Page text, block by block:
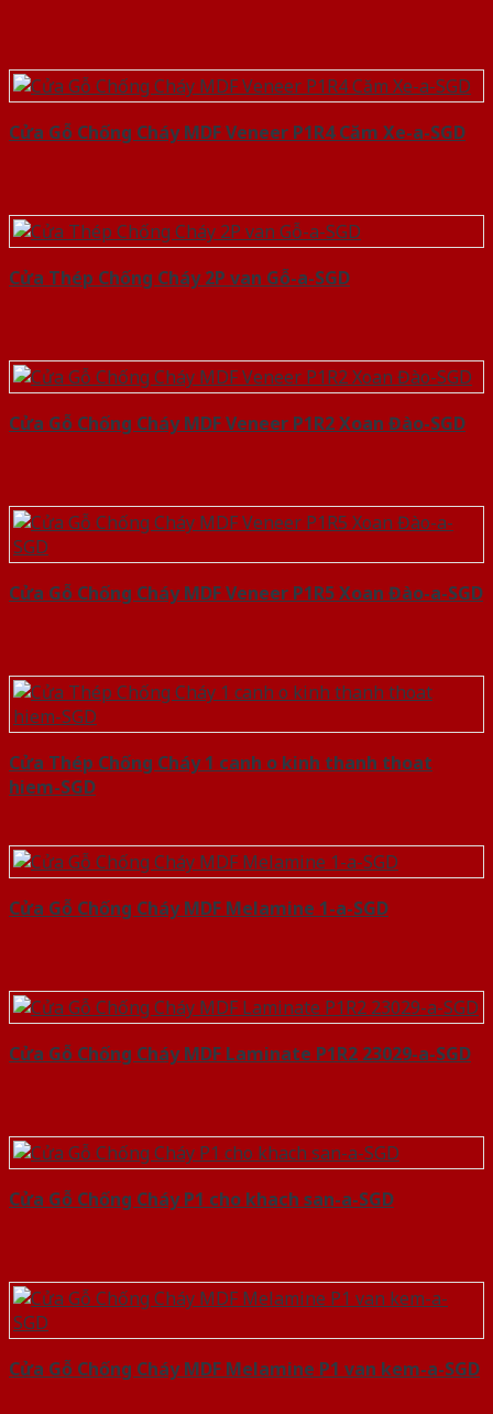
Cửa Gỗ Chống Cháy MDF Veneer P1R4 Căm Xe-a-SGD
Cửa Thép Chống Cháy 2P van Gỗ-a-SGD
Cửa Gỗ Chống Cháy MDF Veneer P1R2 Xoan Đào-SGD
Cửa Gỗ Chống Cháy MDF Veneer P1R5 Xoan Đào-a-SGD
Cửa Thép Chống Cháy 1 canh o kinh thanh thoat
hiem-SGD
Cửa Gỗ Chống Cháy MDF Melamine 1-a-SGD
Cửa Gỗ Chống Cháy MDF Laminate P1R2 23029-a-SGD
Cửa Gỗ Chống Cháy P1 cho khach san-a-SGD
Cửa Gỗ Chống Cháy MDF Melamine P1 van kem-a-SGD